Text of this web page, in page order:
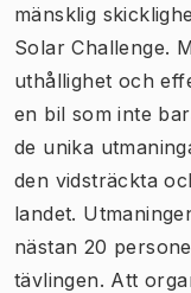
mänsklig
Solar Challenge.
uthållighet och
en bil som inte
de unika
den vidsträckta
landet.
nästan 20
tävlingen. Att